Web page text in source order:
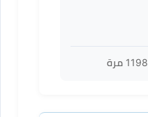
1198 مرة